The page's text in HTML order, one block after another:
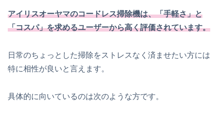
アイリスオーヤマのコードレス掃除機は、「手軽さ」と
「コスパ」を求めるユーザーから高く評価されています。
日常のちょっとした掃除をストレスなく済ませたい方には
特に相性が良いと言えます。
具体的に向いているのは次のような方です。